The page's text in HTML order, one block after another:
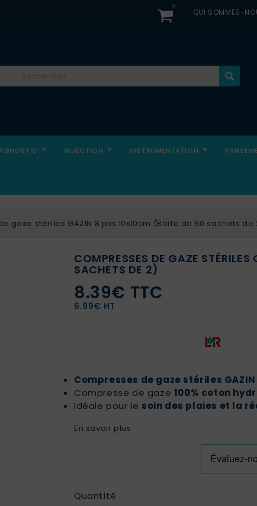
0
QUI SOMMES-
INJECTION INSTRUMENTATION
gaze stériles GAZIN 8 plis 10x10cm (Boîte de 50 sachets de
COMPRESSES DE GAZE
SACHETS DE 2)
8.39€ TTC
6.99€ HT
Compresses de gaze stériles GAZIN
Compresse de gaze 100% coton
Idéale pour le soin des plaies et la
En savoir plus
Quantité